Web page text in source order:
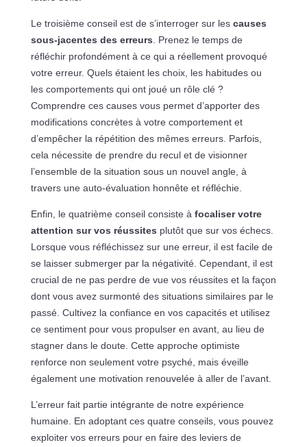
Le troisième conseil est de s’interroger sur les causes
sous-jacentes des erreurs . Prenez le temps de
réfléchir profondément à ce qui a réellement provoqué
votre erreur. Quels étaient les choix, les habitudes ou
les comportements qui ont joué un rôle clé ?
Comprendre ces causes vous permet d’apporter des
modifications concrètes à votre comportement et
d’empêcher la répétition des mêmes erreurs. Parfois,
cela nécessite de prendre du recul et de visionner
l’ensemble de la situation sous un nouvel angle, à
travers une auto-évaluation honnête et réfléchie.
Enfin, le quatrième conseil consiste à focaliser votre
attention sur vos réussites plutôt que sur vos échecs.
Lorsque vous réfléchissez sur une erreur, il est facile de
se laisser submerger par la négativité. Cependant, il est
crucial de ne pas perdre de vue vos réussites et la façon
dont vous avez surmonté des situations similaires par le
passé. Cultivez la confiance en vos capacités et utilisez
ce sentiment pour vous propulser en avant, au lieu de
stagner dans le doute. Cette approche optimiste
renforce non seulement votre psyché, mais éveille
également une motivation renouvelée à aller de l’avant.
L’erreur fait partie intégrante de notre expérience
humaine. En adoptant ces quatre conseils, vous pouvez
exploiter vos erreurs pour en faire des leviers de